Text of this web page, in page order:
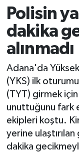
Polisin
dakika
alınmadı
Adana'da
(YKS) ilk
(TYT) girmek
unuttuğunu fark
ekipleri koştu.
yerine
dakika
Biyografi
Çevre
Diğer
Dünya
Eğitim
Ekonomi
Ankara
Süper Lig
Tüm
Son Dakika
Haber Arşivi